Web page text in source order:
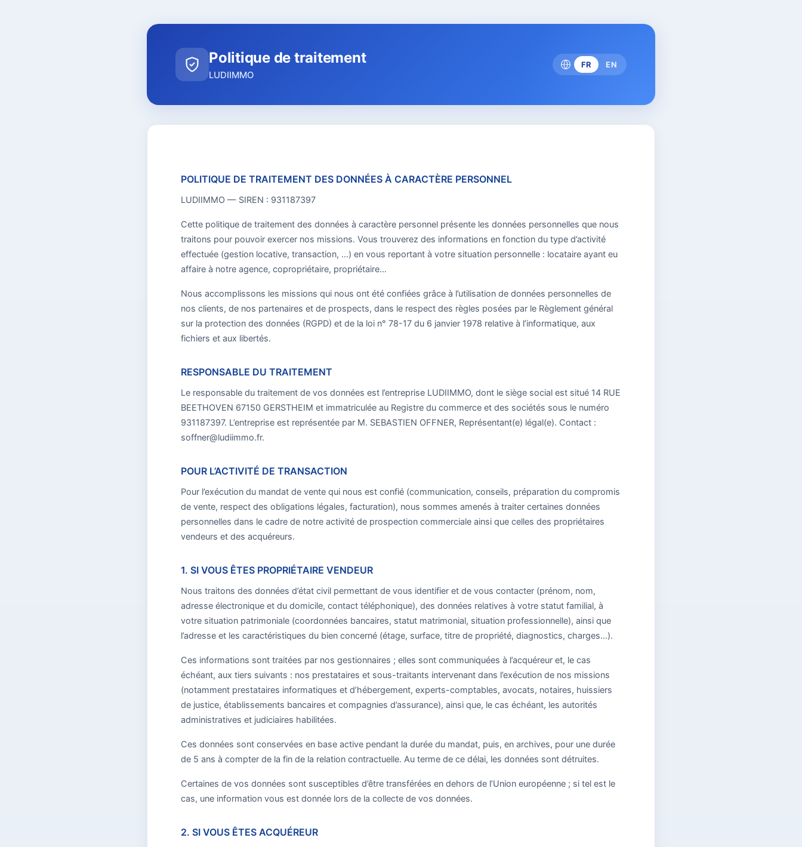
Politique de traitement
LUDIIMMO
FR EN
POLITIQUE DE TRAITEMENT DES DONNÉES À CARACTÈRE PERSONNEL
LUDIIMMO — SIREN : 931187397
Cette politique de traitement des données à caractère personnel présente les données personnelles que nous
traitons pour pouvoir exercer nos missions. Vous trouverez des informations en fonction du type d’activité
effectuée (gestion locative, transaction, …) en vous reportant à votre situation personnelle : locataire ayant eu
affaire à notre agence, copropriétaire, propriétaire…
Nous accomplissons les missions qui nous ont été confiées grâce à l’utilisation de données personnelles de
nos clients, de nos partenaires et de prospects, dans le respect des règles posées par le Règlement général
sur la protection des données (RGPD) et de la loi n° 78-17 du 6 janvier 1978 relative à l’informatique, aux
fichiers et aux libertés.
RESPONSABLE DU TRAITEMENT
Le responsable du traitement de vos données est l’entreprise LUDIIMMO, dont le siège social est situé 14 RUE
BEETHOVEN 67150 GERSTHEIM et immatriculée au Registre du commerce et des sociétés sous le numéro
931187397. L’entreprise est représentée par M. SEBASTIEN OFFNER, Représentant(e) légal(e). Contact :
soffner@ludiimmo.fr.
POUR L’ACTIVITÉ DE TRANSACTION
Pour l’exécution du mandat de vente qui nous est confié (communication, conseils, préparation du compromis
de vente, respect des obligations légales, facturation), nous sommes amenés à traiter certaines données
personnelles dans le cadre de notre activité de prospection commerciale ainsi que celles des propriétaires
vendeurs et des acquéreurs.
1. SI VOUS ÊTES PROPRIÉTAIRE VENDEUR
Nous traitons des données d’état civil permettant de vous identifier et de vous contacter (prénom, nom,
adresse électronique et du domicile, contact téléphonique), des données relatives à votre statut familial, à
votre situation patrimoniale (coordonnées bancaires, statut matrimonial, situation professionnelle), ainsi que
l’adresse et les caractéristiques du bien concerné (étage, surface, titre de propriété, diagnostics, charges...).
Ces informations sont traitées par nos gestionnaires ; elles sont communiquées à l’acquéreur et, le cas
échéant, aux tiers suivants : nos prestataires et sous-traitants intervenant dans l’exécution de nos missions
(notamment prestataires informatiques et d’hébergement, experts-comptables, avocats, notaires, huissiers
de justice, établissements bancaires et compagnies d’assurance), ainsi que, le cas échéant, les autorités
administratives et judiciaires habilitées.
Ces données sont conservées en base active pendant la durée du mandat, puis, en archives, pour une durée
de 5 ans à compter de la fin de la relation contractuelle. Au terme de ce délai, les données sont détruites.
Certaines de vos données sont susceptibles d’être transférées en dehors de l’Union européenne ; si tel est le
cas, une information vous est donnée lors de la collecte de vos données.
2. SI VOUS ÊTES ACQUÉREUR